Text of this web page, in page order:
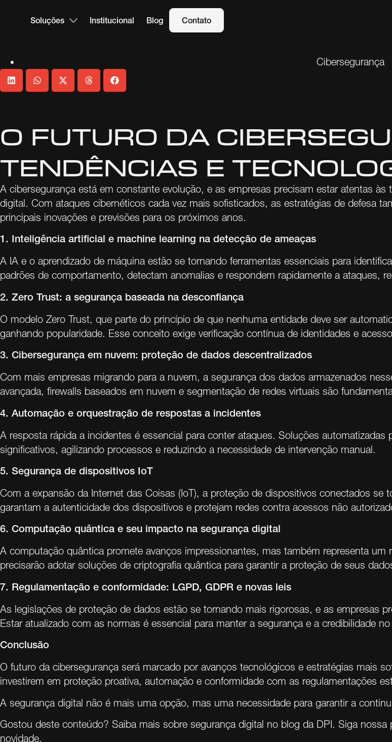
Soluções Institucional Blog Contato
Cibersegurança
O FUTURO DA
TENDÊNCIAS E
A cibersegurança está em constante evolução, e as empresas precisam estar atentas
digital. Com ataques cibernéticos cada vez mais sofisticados, as estratégias de defesa
principais inovações e previsões para os próximos anos.
1. Inteligência artificial e machine learning na detecção de ameaças
A IA e o aprendizado de máquina estão se tornando ferramentas essenciais para
padrões de comportamento, detectam anomalias e respondem rapidamente a ataques,
2. Zero Trust: a segurança baseada na desconfiança
O modelo Zero Trust, que parte do princípio de que nenhuma entidade deve ser
ganhando popularidade. Esse conceito exige verificação contínua de identidades e
3. Cibersegurança em nuvem: proteção de dados descentralizados
Com mais empresas migrando para a nuvem, a segurança dos dados armazenados
avançada, firewalls baseados em nuvem e segmentação de redes virtuais são
4. Automação e orquestração de respostas a incidentes
A resposta rápida a incidentes é essencial para conter ataques. Soluções
significativos, agilizando processos e reduzindo a necessidade de intervenção manual.
5. Segurança de dispositivos IoT
Com a expansão da Internet das Coisas (IoT), a proteção de dispositivos conectados
garantam a autenticidade dos dispositivos e protejam redes contra acessos não
6. Computação quântica e seu impacto na segurança digital
A computação quântica promete avanços impressionantes, mas também representa
precisarão adotar soluções de criptografia quântica para garantir a proteção de seus
7. Regulamentação e conformidade: LGPD, GDPR e novas leis
As legislações de proteção de dados estão se tornando mais rigorosas, e as empresas
Estar atualizado com as normas é essencial para manter a segurança e a credibilidade
Conclusão
O futuro da cibersegurança será marcado por avanços tecnológicos e estratégias mais
investirem em proteção proativa, automação e conformidade com as regulamentações
A segurança digital não é mais uma opção, mas uma necessidade para garantir a
Gostou deste conteúdo? Saiba mais sobre segurança digital no blog da DPI. Siga nossa
novidade.